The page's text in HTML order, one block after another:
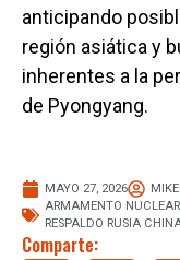
anticipando
región asiática y
inherentes a la
de Pyongyang.
MAYO 27, 2026
ARMAMENTO NUCLEAR
RESPALDO RUSIA
Comparte: